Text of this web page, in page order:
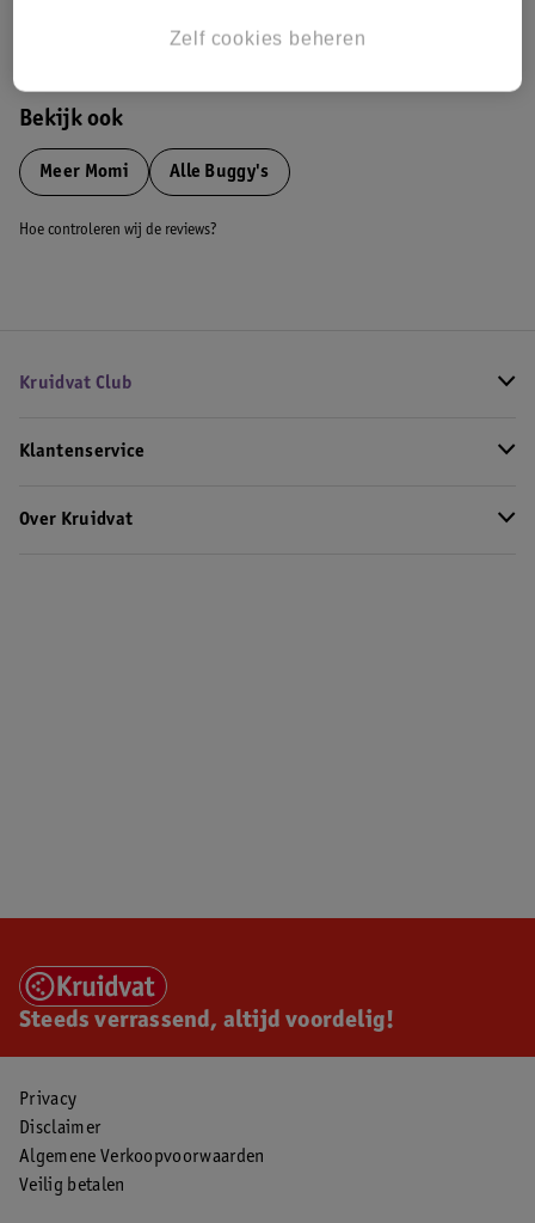
Bestel & Bezorginformatie
Bekijk ook
Meer Momi Alle Buggy's
Hoe controleren wij de reviews?
Kruidvat Club
Klantenservice
Over Kruidvat
Steeds verrassend, altijd voordelig!
Privacy
Disclaimer
Algemene Verkoopvoorwaarden
Veilig betalen
Zelf cookies beheren